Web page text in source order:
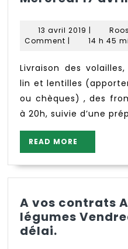
13 avril 2019 13
avril
|
Comment | 14 h 45
Livraison des volailles, de vos commandes de
lin et lentilles
ou chèques) , des
à 20h, suivie d’une
READ MORE
MORE
A vos contrats
légumes
délai.